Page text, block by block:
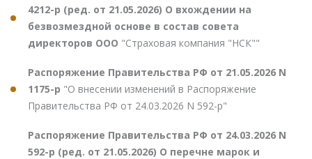
4212-р (ред. от 21.05.2026) О вхождении на
безвозмездной основе в состав совета
директоров ООО "Страховая компания "НСК""
Распоряжение Правительства РФ от 21.05.2026 N
1175-р "О внесении изменений в Распоряжение
Правительства РФ от 24.03.2026 N 592-р"
Распоряжение Правительства РФ от 24.03.2026 N
592-р (ред. от 21.05.2026) О перечне марок и